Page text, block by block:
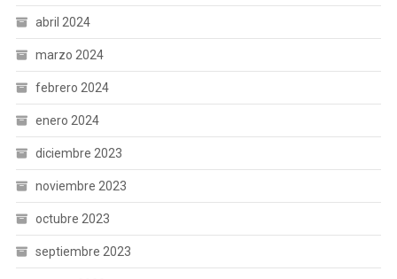
abril 2024
marzo 2024
febrero 2024
enero 2024
diciembre 2023
noviembre 2023
octubre 2023
septiembre 2023